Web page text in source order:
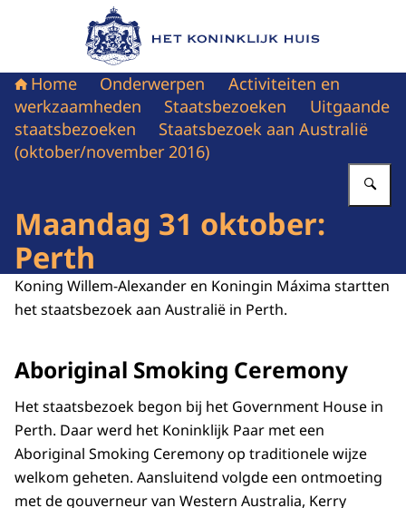
Naar de homepage van Het Koninklijk Huis
Home Onderwerpen
Activiteiten en
werkzaamheden
Staatsbezoeken
Uitgaande
staatsbezoeken
Staatsbezoek aan Australië
(oktober/november 2016)
Maandag 31 oktober:
Perth
Koning Willem-Alexander en Koningin Máxima startten
het staatsbezoek aan Australië in Perth.
Aboriginal Smoking Ceremony
Het staatsbezoek begon bij het Government House in
Perth. Daar werd het Koninklijk Paar met een
Aboriginal Smoking Ceremony op traditionele wijze
welkom geheten. Aansluitend volgde een ontmoeting
met de gouverneur van Western Australia, Kerry